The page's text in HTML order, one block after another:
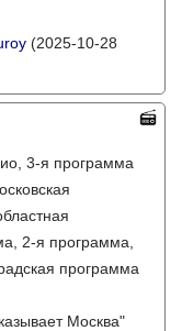
(2025-10-28
3-я программа
2-я программа,
программа
Москва"